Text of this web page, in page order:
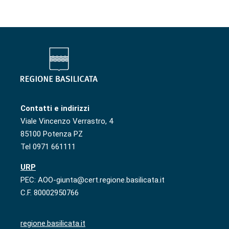
Contatti e indirizzi
Viale Vincenzo Verrastro, 4
85100 Potenza PZ
Tel 0971 661111
URP
PEC: AOO-giunta@cert.regione.basilicata.it
C.F. 80002950766
regione.basilicata.it